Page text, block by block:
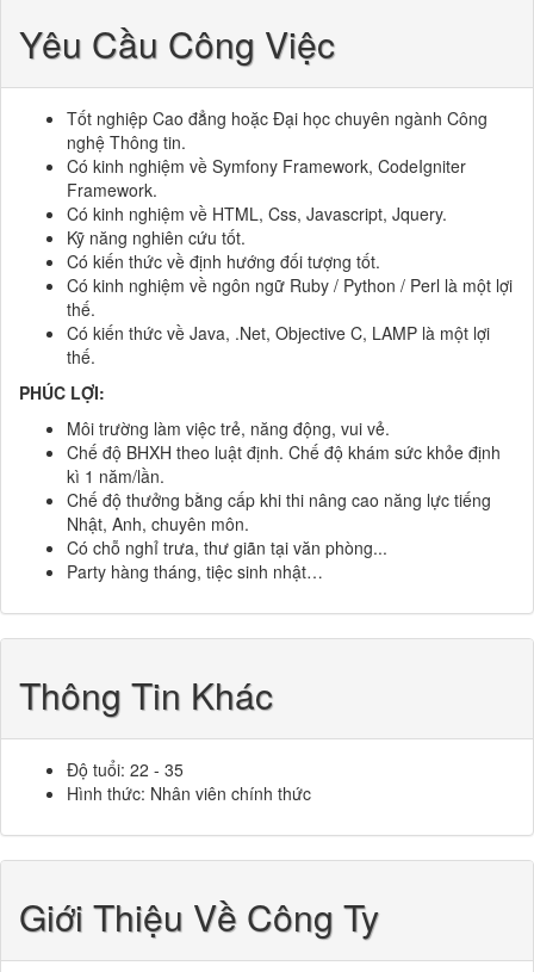
Yêu Cầu Công Việc
Tốt nghiệp Cao đẳng hoặc Đại học chuyên ngành Công
nghệ Thông tin.
Có kinh nghiệm về Symfony Framework, CodeIgniter
Framework.
Có kinh nghiệm về HTML, Css, Javascript, Jquery.
Kỹ năng nghiên cứu tốt.
Có kiến ​​thức về định hướng đối tượng tốt.
Có kinh nghiệm về ngôn ngữ Ruby / Python / Perl là một lợi
thế.
Có kiến ​​thức về Java, .Net, Objective C, LAMP là một lợi
thế.
PHÚC LỢI:
Môi trường làm việc trẻ, năng động, vui vẻ.
Chế độ BHXH theo luật định. Chế độ khám sức khỏe định
kì 1 năm/lần.
Chế độ thưởng bằng cấp khi thi nâng cao năng lực tiếng
Nhật, Anh, chuyên môn.
Có chỗ nghỉ trưa, thư giãn tại văn phòng...
Party hàng tháng, tiệc sinh nhật…
Thông Tin Khác
Độ tuổi: 22 - 35
Hình thức: Nhân viên chính thức
Giới Thiệu Về Công Ty